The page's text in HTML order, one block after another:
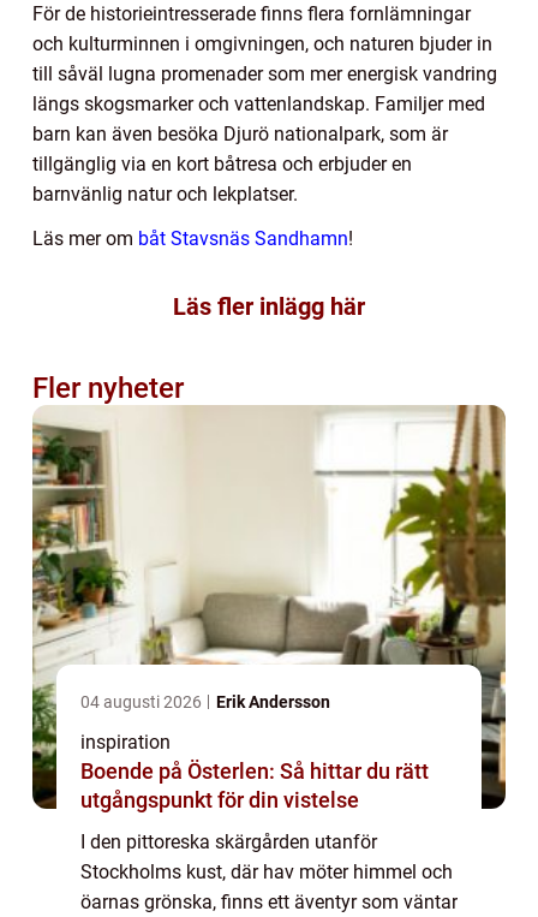
För de historieintresserade finns flera fornlämningar
och kulturminnen i omgivningen, och naturen bjuder in
till såväl lugna promenader som mer energisk vandring
längs skogsmarker och vattenlandskap. Familjer med
barn kan även besöka Djurö nationalpark, som är
tillgänglig via en kort båtresa och erbjuder en
barnvänlig natur och lekplatser.
Läs mer om båt Stavsnäs Sandhamn!
Läs fler inlägg här
Fler nyheter
04 augusti 2026 Erik Andersson
inspiration
Boende på Österlen: Så hittar du rätt
utgångspunkt för din vistelse
I den pittoreska skärgården utanför
Stockholms kust, där hav möter himmel och
öarnas grönska, finns ett äventyr som väntar